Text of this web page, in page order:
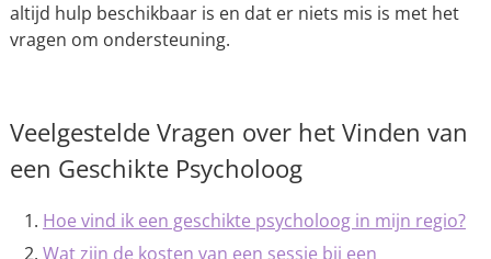
altijd hulp beschikbaar is en dat er niets mis is met het
vragen om ondersteuning.
Veelgestelde Vragen over het Vinden van
een Geschikte Psycholoog
Hoe vind ik een geschikte psycholoog in mijn regio?
Wat zijn de kosten van een sessie bij een